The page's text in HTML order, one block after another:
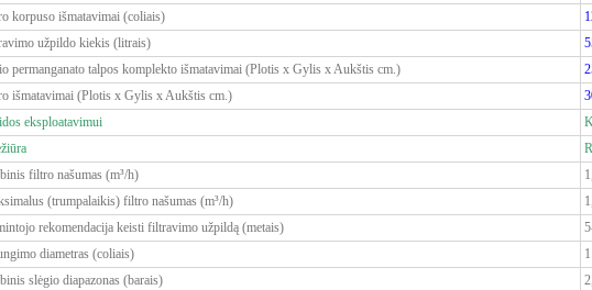
korpuso išmatavimai (coliais)
užpildo kiekis (litrais)
permanganato talpos komplekto išmatavimai (Plotis x Gylis x Aukštis cm.)
išmatavimai (Plotis x Gylis x Aukštis cm.)
eksploatavimui
filtro našumas (m³/h)
(trumpalaikis) filtro našumas (m³/h)
rekomendacija keisti filtravimo užpildą (metais)
diametras (coliais)
1
slėgio diapazonas (barais)